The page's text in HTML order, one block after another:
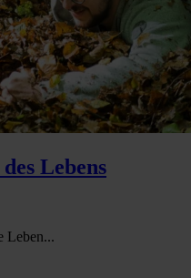
Lebens
Leben...